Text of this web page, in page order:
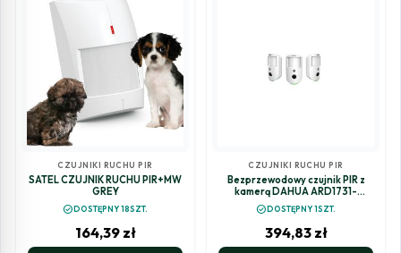
CZUJNIKI RUCHU PIR
SATEL CZUJNIK RUCHU PIR+MW
GREY
check_circleDOSTĘPNY 18SZT.
164,39 zł
CZUJNIKI RUCHU PIR
Bezprzewodowy czujnik PIR z
kamerą DAHUA ARD1731-
W2(868)
check_circleDOSTĘPNY 1SZT.
394,83 zł